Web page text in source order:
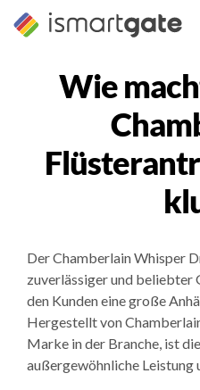
Zum
Inhalt
Wie
Der Chamberlain Whisper
zuverlässiger und beliebter
den Kunden eine große
Hergestellt von
Marke in der Branche, ist
außergewöhnliche